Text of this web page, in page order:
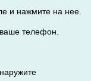
и нажмите на нее.
телефон.